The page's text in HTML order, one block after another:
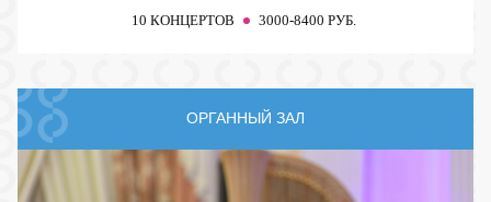
10 КОНЦЕРТОВ 3000-8400 РУБ.
ОРГАННЫЙ ЗАЛ